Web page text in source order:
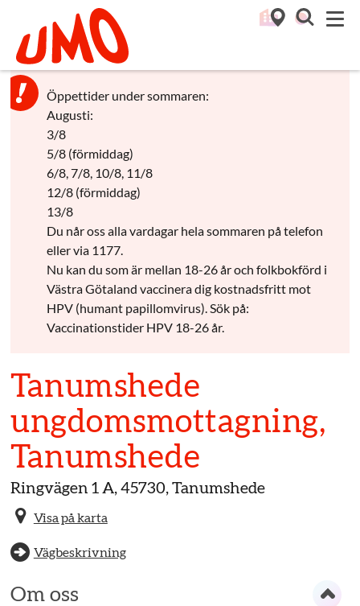
Till startsidan för Umo
Öppettider under sommaren:
Augusti:
3/8
5/8 (förmiddag)
6/8, 7/8, 10/8, 11/8
12/8 (förmiddag)
13/8
Du når oss alla vardagar hela sommaren på telefon
eller via 1177.
Nu kan du som är mellan 18-26 år och folkbokförd i
Västra Götaland vaccinera dig kostnadsfritt mot
HPV (humant papillomvirus). Sök på:
Vaccinationstider HPV 18-26 år.
Tanumshede
ungdoms­mottagning,
Tanumshede
Ringvägen 1 A, 45730, Tanumshede
Visa på karta
Vägbeskrivning
Om oss